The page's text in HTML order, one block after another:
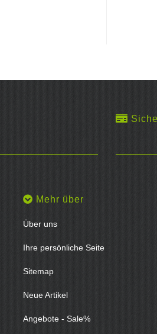
Mehr über
Über uns
Ihre persönliche Seite
Sitemap
Neue Artikel
Angebote - Sale%